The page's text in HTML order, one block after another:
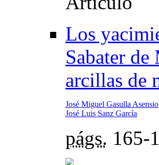
Los
Sabater
arcillas de
José Miguel Gasulla Asensio
José Luis Sanz García
págs. 165-